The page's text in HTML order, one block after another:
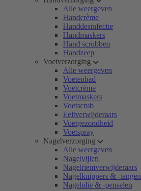
Alle weergeven
Handcrème
Handdesinfectie
Handmaskers
Hand scrubben
Handzeep
Voetverzorging
Alle weergeven
Voetenbad
Voetcrème
Voetmaskers
Voetscrub
Eeltverwijderaars
Voetgezondheid
Voetspray
Nagelverzorging
Alle weergeven
Nagelvijlen
Nagelriemverwijderaars
Nagelknippers & -tangen
Nagelolie & -penselen